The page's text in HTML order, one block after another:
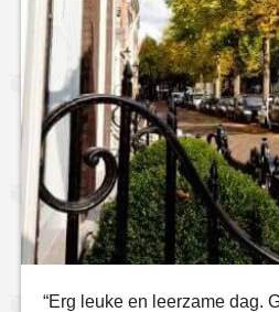
“Erg leuke en leerzame dag.